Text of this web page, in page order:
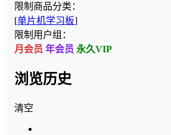
限制商品分类：
[单片机学习板]
限制用户组：
月会员 年会员 永久VIP
浏览历史
清空